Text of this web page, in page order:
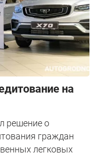
на
решение о
граждан
легковых